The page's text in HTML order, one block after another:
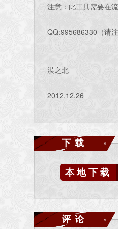
注意：此工具需要在
QQ:995686330（请注
漠之北
2012.12.26
下载
本地下载
评论